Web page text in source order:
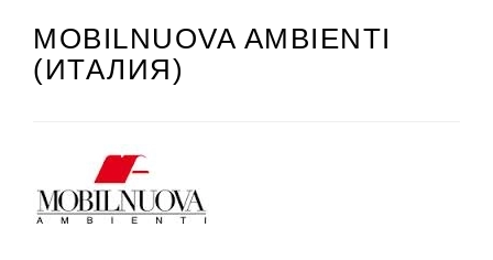
MOBILNUOVA AMBIENTI
(ИТАЛИЯ)